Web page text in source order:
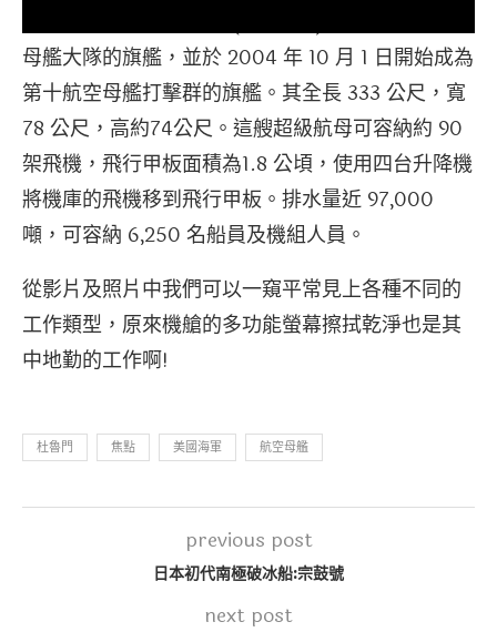
母艦大隊的旗艦，並於 2004 年 10 月 1 日開始成為
第十航空母艦打擊群的旗艦。其全長 333 公尺，寬
78 公尺，高約74公尺。這艘超級航母可容納約 90
架飛機，飛行甲板面積為1.8 公頃，使用四台升降機
將機庫的飛機移到飛行甲板。排水量近 97,000
噸，可容納 6,250 名船員及機組人員。
從影片及照片中我們可以一窺平常見上各種不同的
工作類型，原來機艙的多功能螢幕擦拭乾淨也是其
中地勤的工作啊!
杜魯門 焦點 美國海軍 航空母艦
previous post
日本初代南極破冰船:宗鼓號
next post